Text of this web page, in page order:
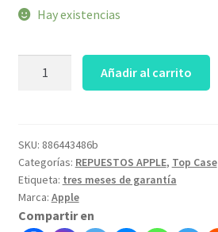
era:
Hay existencias
Air
13
2015
-
Art.
Añadir al carrito
SKU: 886443486b
Categorías: REPUESTOS APPLE, Top Case
Etiqueta: tres meses de garantía
Marca: Apple
Compartir en